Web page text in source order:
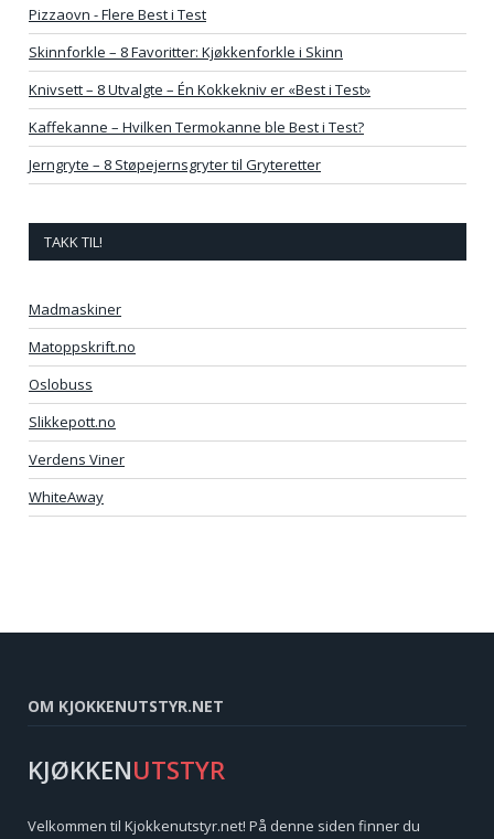
Pizzaovn - Flere Best i Test
Skinnforkle – 8 Favoritter: Kjøkkenforkle i Skinn
Knivsett – 8 Utvalgte – Én Kokkekniv er «Best i Test»
Kaffekanne – Hvilken Termokanne ble Best i Test?
Jerngryte – 8 Støpejernsgryter til Gryteretter
TAKK TIL!
Madmaskiner
Matoppskrift.no
Oslobuss
Slikkepott.no
Verdens Viner
WhiteAway
OM KJOKKENUTSTYR.NET
KJØKKENUTSTYR
Velkommen til Kjokkenutstyr.net! På denne siden finner du